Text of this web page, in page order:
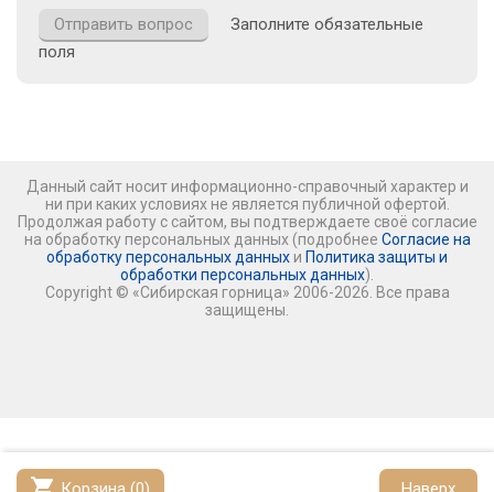
Заполните обязательные
поля
Данный сайт носит информационно-справочный характер и
ни при каких условиях не является публичной офертой.
Продолжая работу с сайтом, вы подтверждаете своё согласие
на обработку персональных данных (подробнее Согласие на
обработку персональных данных и Политика защиты и
обработки персональных данных).
Copyright © «Сибирская горница» 2006-2026. Все права
защищены.